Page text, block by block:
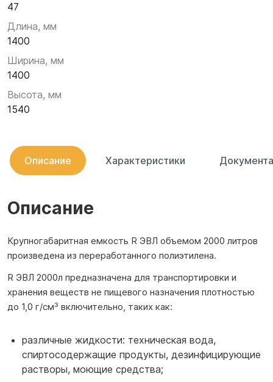
47
Длина, мм
1400
Ширина, мм
1400
Высота, мм
1540
Описание Характеристики
Описание
Крупногабаритная емкость R ЭВЛ объемом 2000 литров
произведена из переработанного полиэтилена.
R ЭВЛ 2000л предназначена для транспортировки и
хранения веществ не пищевого назначения плотностью
до 1,0 г/см³ включительно, таких как:
различные жидкости: техническая вода,
спиртосодержащие продукты, дезинфицирующие
растворы, моющие средства;